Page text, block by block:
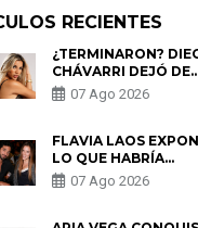
RECIENTES
¿TERMINARON?
CHÁVARRI DEJÓ DE
SEGUIR A GABRIELA
HERRERA Y ANUNCIA
07 Ago 2026
FLAVIA LAOS
LO QUE HABRÍA
BUSCADO PABLO
HEREDIA CON ALE
07 Ago 2026